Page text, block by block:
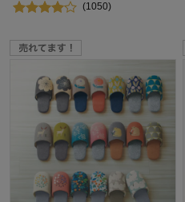
(1050)